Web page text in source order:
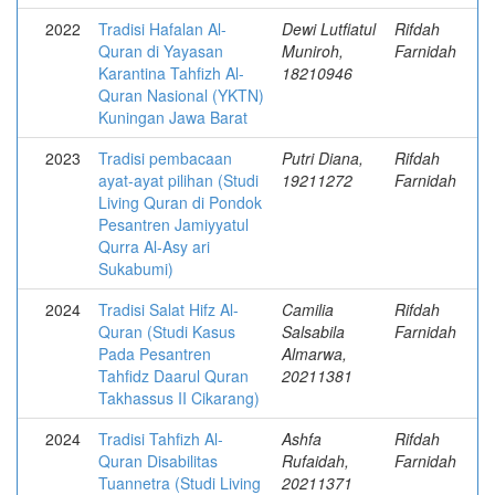
2022
Tradisi Hafalan Al-
Quran di Yayasan
Karantina Tahfizh Al-
Quran Nasional (YKTN)
Kuningan Jawa Barat
Dewi Lutfiatul
Muniroh,
18210946
Rifdah
Farnidah
2023
Tradisi pembacaan
ayat-ayat pilihan (Studi
Living Quran di Pondok
Pesantren Jamiyyatul
Qurra Al-Asy ari
Sukabumi)
Putri Diana,
19211272
Rifdah
Farnidah
2024
Tradisi Salat Hifz Al-
Quran (Studi Kasus
Pada Pesantren
Tahfidz Daarul Quran
Takhassus II Cikarang)
Camilia
Salsabila
Almarwa,
20211381
Rifdah
Farnidah
2024
Tradisi Tahfizh Al-
Quran Disabilitas
Tuannetra (Studi Living
Ashfa
Rufaidah,
20211371
Rifdah
Farnidah